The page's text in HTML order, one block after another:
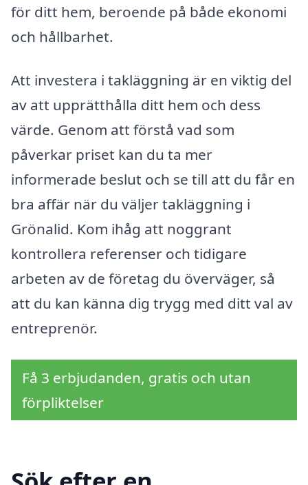
för ditt hem, beroende på både ekonomi
och hållbarhet.
Att investera i takläggning är en viktig del
av att upprätthålla ditt hem och dess
värde. Genom att förstå vad som
påverkar priset kan du ta mer
informerade beslut och se till att du får en
bra affär när du väljer takläggning i
Grönalid. Kom ihåg att noggrant
kontrollera referenser och tidigare
arbeten av de företag du överväger, så
att du kan känna dig trygg med ditt val av
entreprenör.
Få 3 erbjudanden, gratis och utan
förpliktelser